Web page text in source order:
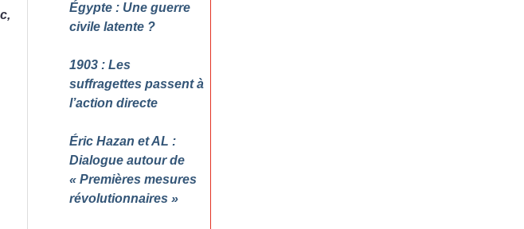
Égypte : Une guerre
civile latente ?
1903 : Les
suffragettes passent à
l’action directe
Éric Hazan et AL :
Dialogue autour de
« Premières mesures
révolutionnaires »